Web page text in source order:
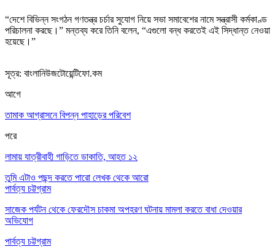
“দেশে বিভিন্ন সংগঠন গণতন্ত্র চর্চার সুযোগ নিয়ে সভা সমাবেশের নামে সন্ত্রাসী কর্মকাণ্ড
পরিচালনা করছে।” মন্তব্য করে তিনি বলেন, “এগুলো বন্ধ করতেই এই সিদ্ধান্ত নেওয়া
হয়েছে।”
সূত্র: বাংলানিউজটোয়েন্টিফো.কম
আগে
তামাক আগ্রাসনে বিপন্ন পাহাড়ের পরিবেশ
পরে
লামায় যাত্রীবাহী গাড়িতে ডাকাতি, আহত ১২
তুমি এটাও পছন্দ করতে পারো লেখক থেকে আরো
পার্বত্য চট্টগ্রাম
সাজেক পর্যটন থেকে ফেরদৌস চাকমা অপহরণ ঘটনায় মামলা করতে বাধা দেওয়ার
অভিযোগ
পার্বত্য চট্টগ্রাম